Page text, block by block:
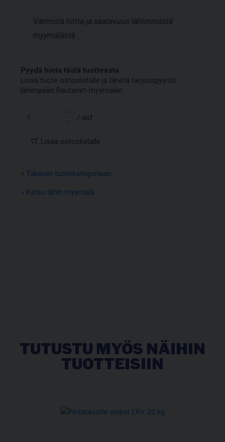
Varmista hinta ja saatavuus lähimmästä
myymälästä.
Pyydä hinta tästä tuotteesta
Lisää tuote ostoslistalle ja lähetä tarjouspyyntö
lähimpään Rautanet-myymälän.
/ ast
Lisää ostoslistalle
» Takaisin tuotekategoriaan
» Katso lähin myymälä
TUTUSTU MYÖS NÄIHIN
TUOTTEISIIN